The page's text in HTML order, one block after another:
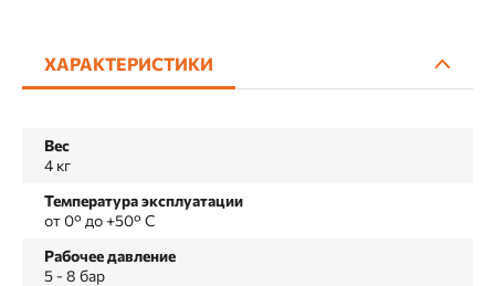
ХАРАКТЕРИСТИКИ
Вес
4 кг
Температура эксплуатации
от 0° до +50° С
Рабочее давление
5 - 8 бар